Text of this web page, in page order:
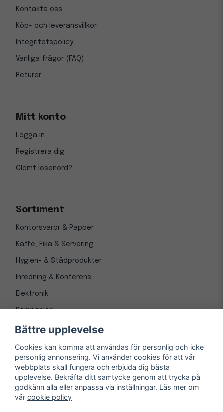
Kontakta oss
Köp- och leveransvillkor
Integritetspolicy
Vanliga frågor (FAQ)
Returer
Mitt konto
Logga in
Registrera dig
Glömt lösenord?
Sortiment
Kontorsvaror & Papper
Kaffe, Fika & Servering
Hygien- & Städprodukter
Inredning & Konferens
Elektronik
Kampanjer
© Copyright 1997-2026
Bättre upplevelse
Cookies kan komma att användas för personlig och icke
personlig annonsering. Vi använder cookies för att vår
webbplats skall fungera och erbjuda dig bästa
upplevelse. Bekräfta ditt samtycke genom att trycka på
godkänn alla eller anpassa via inställningar. Läs mer om
vår cookie policy